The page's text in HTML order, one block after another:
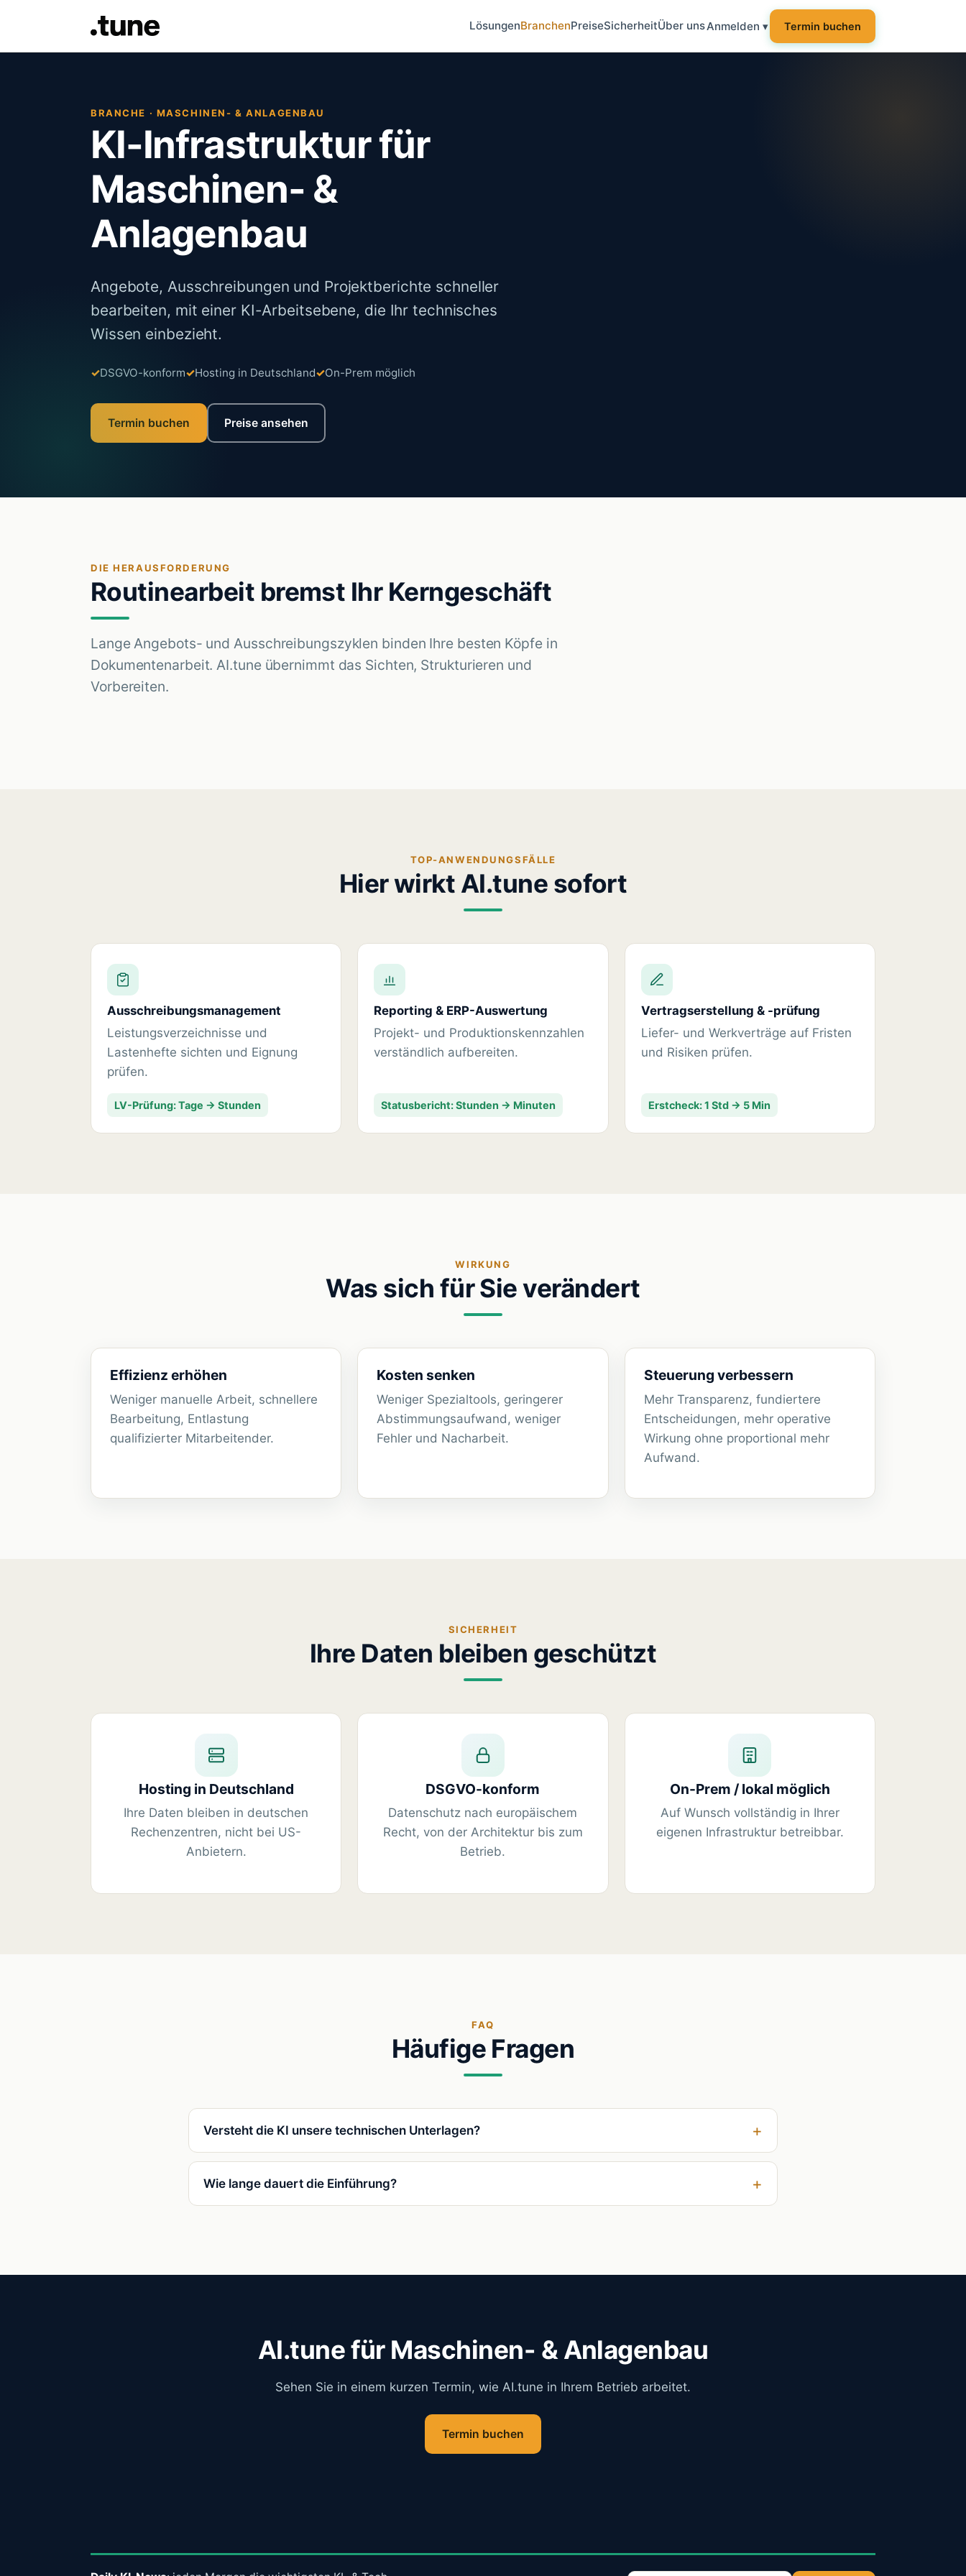
LösungenBranchenPreiseSicherheitÜber unsAnmelden ▾ Termin buchen
BRANCHE · MASCHINEN- & ANLAGENBAU
KI-Infrastruktur für
Maschinen- &
Anlagenbau
Angebote, Ausschreibungen und Projektberichte schneller
bearbeiten, mit einer KI-Arbeitsebene, die Ihr technisches
Wissen einbezieht.
DSGVO-konform Hosting in Deutschland On-Prem möglich
Termin buchen Preise ansehen
DIE HERAUSFORDERUNG
Routinearbeit bremst Ihr Kerngeschäft
Lange Angebots- und Ausschreibungszyklen binden Ihre besten Köpfe in
Dokumentenarbeit.AI.tuneübernimmt das Sichten, Strukturieren und
Vorbereiten.
TOP-ANWENDUNGSFÄLLE
Hier wirkt AI.tune sofort
Ausschreibungsmanagement
Leistungsverzeichnisse und
Lastenhefte sichten und Eignung
prüfen.
LV-Prüfung: Tage → Stunden
Reporting & ERP-Auswertung
Projekt- und Produktionskennzahlen
verständlich aufbereiten.
Statusbericht: Stunden → Minuten
Vertragserstellung & -prüfung
Liefer- und Werkverträge auf Fristen
und Risiken prüfen.
Erstcheck: 1 Std → 5 Min
WIRKUNG
Was sich für Sie verändert
Effizienz erhöhen
Weniger manuelle Arbeit, schnellere
Bearbeitung, Entlastung
qualifizierter Mitarbeitender.
Kosten senken
Weniger Spezialtools, geringerer
Abstimmungsaufwand, weniger
Fehler und Nacharbeit.
Steuerung verbessern
Mehr Transparenz, fundiertere
Entscheidungen, mehr operative
Wirkung ohne proportional mehr
Aufwand.
SICHERHEIT
Ihre Daten bleiben geschützt
Hosting in Deutschland
Ihre Daten bleiben in deutschen
Rechenzentren, nicht bei US-
Anbietern.
DSGVO-konform
Datenschutz nach europäischem
Recht, von der Architektur bis zum
Betrieb.
On-Prem / lokal möglich
Auf Wunsch vollständig in Ihrer
eigenen Infrastruktur betreibbar.
FAQ
Häufige Fragen
Versteht die KI unsere technischen Unterlagen?
Wie lange dauert die Einführung?
AI.tunefür Maschinen- & Anlagenbau
Sehen Sie in einem kurzen Termin, wie AI.tune in Ihrem Betrieb arbeitet.
Termin buchen